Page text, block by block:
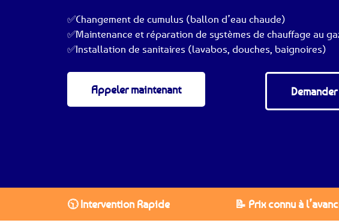
✅Changement de cumulus (ballon d’eau chaude)
✅Maintenance et réparation de systèmes de chauffage au
✅Installation de sanitaires (lavabos, douches, baignoires)
Appeler maintenant
🕥 Intervention Rapide 📝 Prix connu à